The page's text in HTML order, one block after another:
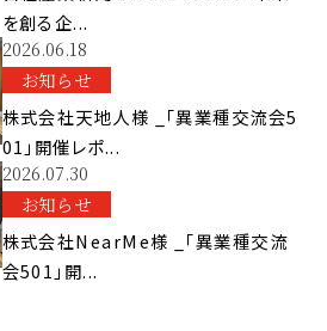
を創る企...
2026.06.18
お知らせ
株式会社天地人様 _「異業種交流会5
01」開催レポ...
2026.07.30
お知らせ
株式会社NearMe様 _「異業種交流
会501」開...